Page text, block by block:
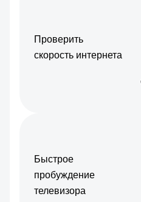
Проверить
скорость интернета
Быстрое
пробуждение
телевизора